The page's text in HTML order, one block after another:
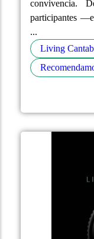
convivencia.
participantes
...
Living